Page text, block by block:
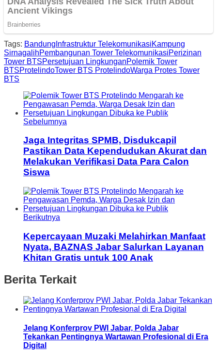
Tags: Bandung Infrastruktur TelekomunikasiKampung
SirnagalihPembangunan Tower TelekomunikasiPerizinan
Tower BTSPersetujuan LingkunganPolemik Tower
BTSProtelindoTower BTS ProtelindoWarga Protes Tower
BTS
Sebelumnya
Jaga Integritas SPMB, Disdukcapil
Pastikan Data Kependudukan Akurat dan
Melakukan Verifikasi Data Para Calon
Siswa
Berikutnya
Kepercayaan Muzaki Melahirkan Manfaat
Nyata, BAZNAS Jabar Salurkan Layanan
Khitan Gratis untuk 100 Anak
Berita Terkait
Jelang Konferprov PWI Jabar, Polda Jabar
Tekankan Pentingnya Wartawan Profesional di Era
Digital